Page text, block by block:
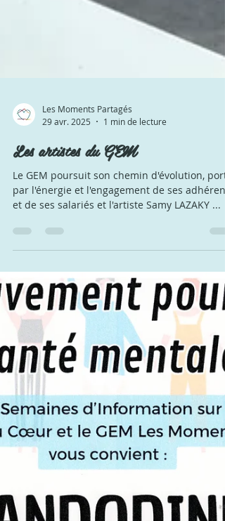
Les Moments Partagés
29 avr. 2025
1 min de lecture
Le GEM poursuit son chemin d'évolution,
et de ses salariés et l'artiste Samy LAZAKY ...